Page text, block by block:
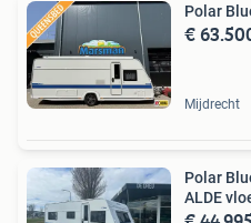
Polar
€
Mijdrecht
Polar
ALDE